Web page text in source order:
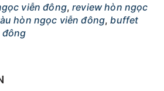
viễn đông,review hòn ngọc
hòn ngọc viễn đông,buffet
đông